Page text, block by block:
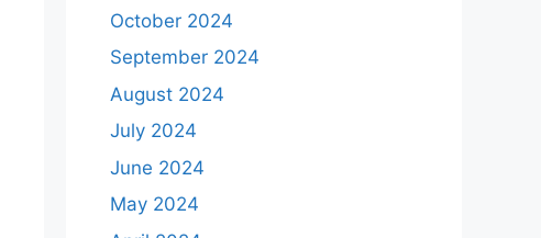
October 2024
September 2024
August 2024
July 2024
June 2024
May 2024